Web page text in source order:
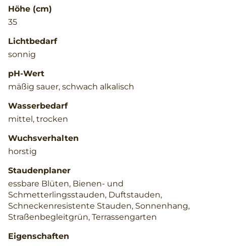
Höhe (cm)
35
Lichtbedarf
sonnig
pH-Wert
mäßig sauer, schwach alkalisch
Wasserbedarf
mittel, trocken
Wuchsverhalten
horstig
Staudenplaner
essbare Blüten, Bienen- und
Schmetterlingsstauden, Duftstauden,
Schneckenresistente Stauden, Sonnenhang,
Straßenbegleitgrün, Terrassengarten
Eigenschaften